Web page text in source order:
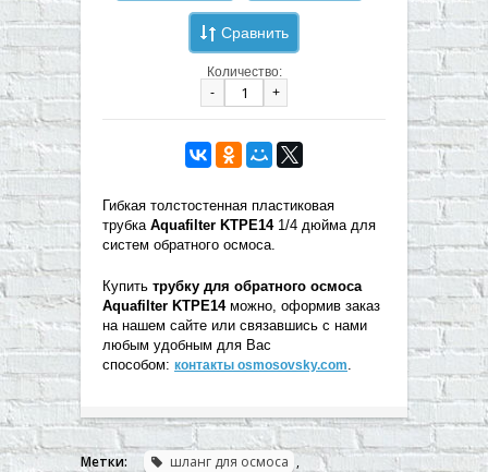
Сравнить
Количество:
-
+
Гибкая толстостенная пластиковая
трубка Aquafilter KTPE14 1/4 дюйма для
систем обратного осмоса.
Купить трубку для обратного осмоса
Aquafilter KTPE14 можно, оформив заказ
на нашем сайте или связавшись с нами
любым удобным для Вас
способом: контакты osmosovsky.com
Метки: шланг для осмоса ,